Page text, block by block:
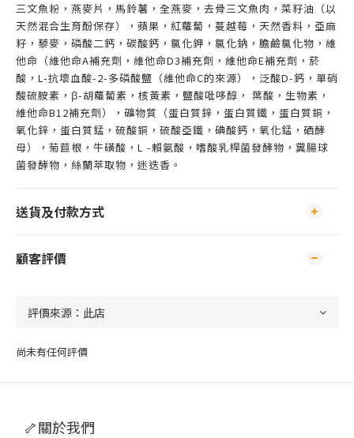
三文魚粉，燕麥片，馬鈴薯，全燕麥，去骨三文魚肉，菜籽油（以
天然混合生育酚保存），蘋果，紅蘿蔔，蔓越莓，天然香料，亞麻
籽，藜麥，磷酸二鈣，碳酸鈣，氯化鉀，氯化鈉，膽鹼氯化物，維
他命（維他命A補充劑，維他命D3補充劑，維他命E補充劑，菸
酸，L-抗壞血酸-2-多磷酸鹽（維他命C的來源），泛酸D-鈣，單硝
酸硫胺素，β-胡蘿蔔素，核黃素，鹽酸吡哆醇， 葉酸，生物素，
維他命B12補充劑），礦物質（蛋白質鋅，蛋白質鐵，蛋白質銅，
氧化鋅，蛋白質錳，硫酸銅，硫酸亞鐵，碘酸鈣，氧化錳，硒酵
母），菊苣根，牛磺酸，L -賴氨酸，嗜酸乳桿菌發酵物，糞腸球
菌發酵物，絲蘭萃取物，迷迭香。
送貨及付款方式
顧客評價
尚未有任何評價
🦴關於我們